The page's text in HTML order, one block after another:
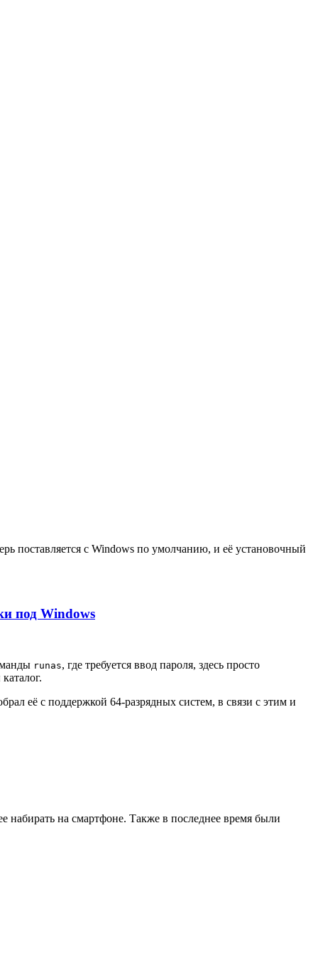
поставляется с Windows по умолчанию, и её установочный
под Windows
runas, где требуется ввод пароля, здесь просто
её с поддержкой 64-разрядных систем, в связи с этим и
набирать на смартфоне. Также в последнее время были